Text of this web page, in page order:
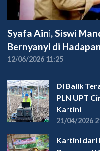
Syafa Aini, Siswi
Bernyanyi di
12/06/2026 11:25
Di Balik
PLN UPT
Kartini
21/04/2026
Kartini dari